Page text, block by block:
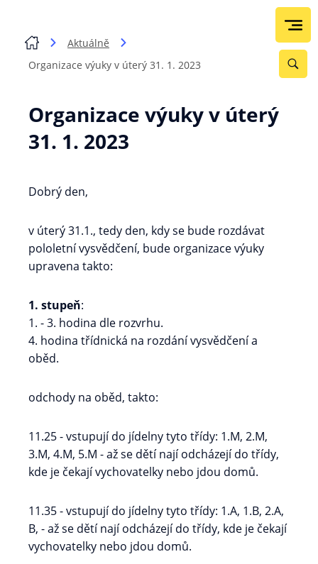
Aktuálně
Organizace výuky v úterý 31. 1. 2023
Organizace výuky v úterý
31. 1. 2023
Dobrý den,
v úterý 31.1., tedy den, kdy se bude rozdávat
pololetní vysvědčení, bude organizace výuky
upravena takto:
1. stupeň:
1. - 3. hodina dle rozvrhu.
4. hodina třídnická na rozdání vysvědčení a
oběd.
odchody na oběd, takto:
11.25 - vstupují do jídelny tyto třídy: 1.M, 2.M,
3.M, 4.M, 5.M - až se dětí nají odcházejí do třídy,
kde je čekají vychovatelky nebo jdou domů.
11.35 - vstupují do jídelny tyto třídy: 1.A, 1.B, 2.A,
B, - až se dětí nají odcházejí do třídy, kde je čekají
vychovatelky nebo jdou domů.